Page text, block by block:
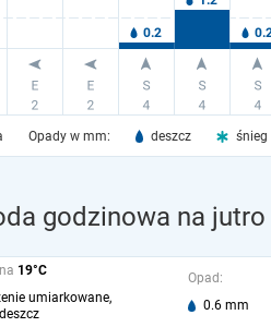
Opady w mm: deszcz śnieg
godzinowa na jutro
19°C
umiarkowane,
Opad:
0.6 mm